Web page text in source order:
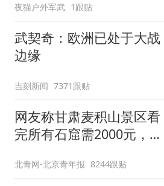
夜猫户外军武 1跟贴
武契奇：欧洲已处于大战
边缘
吉刻新闻 7371跟贴
网友称甘肃麦积山景区看
完所有石窟需2000元，景
护，游客可按需买
北青网-北京青年报 8244跟贴